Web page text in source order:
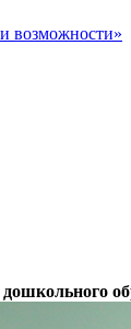
возможности»